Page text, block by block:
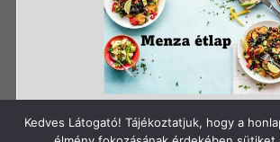
Kedves Látogató! Tájékoztatjuk, hogy a